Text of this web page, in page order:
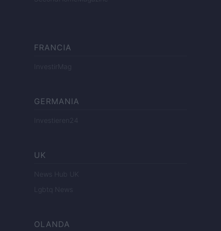
FRANCIA
InvestirMag
GERMANIA
Investieren24
UK
News Hub UK
Lgbtq News
OLANDA